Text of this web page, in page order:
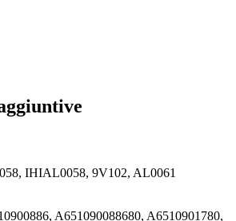
IHIAL0058, 9V102, AL0061
A651090088680, A6510901780,